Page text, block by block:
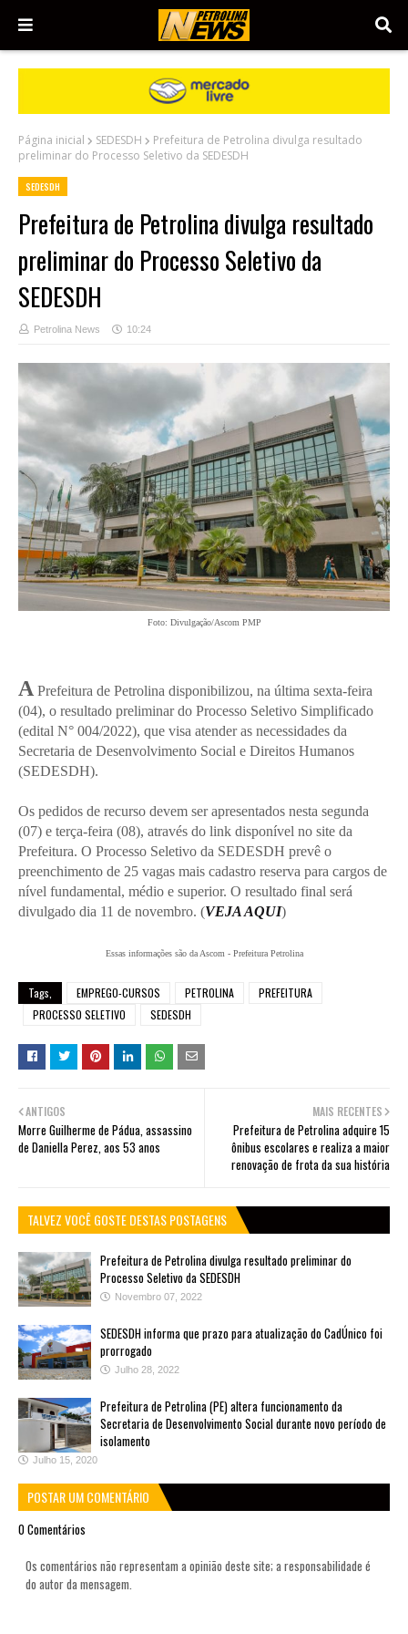
Página inicial SEDESDH
Prefeitura de Petrolina divulga resultado
preliminar do Processo Seletivo da SEDESDH
SEDESDH
Prefeitura de Petrolina divulga resultado
preliminar do Processo Seletivo da
SEDESDH
Petrolina News 10:24
Foto: Divulgação/Ascom PMP
A Prefeitura de Petrolina disponibilizou, na última sexta-feira
(04), o resultado preliminar do Processo Seletivo Simplificado
(edital N° 004/2022), que visa atender as necessidades da
Secretaria de Desenvolvimento Social e Direitos Humanos
(SEDESDH).
Os pedidos de recurso devem ser apresentados nesta segunda
(07) e terça-feira (08), através do link disponível no site da
Prefeitura. O Processo Seletivo da SEDESDH prevê o
preenchimento de 25 vagas mais cadastro reserva para cargos de
nível fundamental, médio e superior. O resultado final será
divulgado dia 11 de novembro. (VEJA AQUI)
Essas informações são da Ascom - Prefeitura Petrolina
Tags, EMPREGO-CURSOS PETROLINA
PREFEITURA
PROCESSO SELETIVO
SEDESDH
MAIS RECENTES
Prefeitura de Petrolina adquire 15
ônibus escolares e realiza a maior
renovação de frota da sua história
ANTIGOS
Morre Guilherme de Pádua, assassino
de Daniella Perez, aos 53 anos
TALVEZ VOCÊ GOSTE DESTAS POSTAGENS
Prefeitura de Petrolina divulga resultado preliminar do
Processo Seletivo da SEDESDH
Novembro 07, 2022
SEDESDH informa que prazo para atualização do CadÚnico foi
prorrogado
Julho 28, 2022
Prefeitura de Petrolina (PE) altera funcionamento da
Secretaria de Desenvolvimento Social durante novo período de
isolamento
Julho 15, 2020
POSTAR UM COMENTÁRIO
0 Comentários
Os comentários não representam a opinião deste site; a responsabilidade é
do autor da mensagem.